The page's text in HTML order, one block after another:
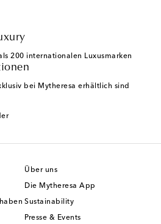
200 internationalen Luxusmarken
bei Mytheresa erhältlich sind
Über uns
Die Mytheresa App
Sustainability
Presse & Events